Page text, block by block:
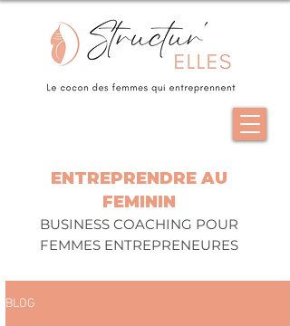
ENTREPRENDRE AU
FEMININ
BUSINESS COACHING POUR
FEMMES ENTREPRENEURES
BLOG